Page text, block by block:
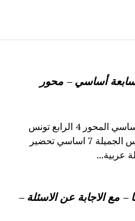
أساسي – محور
شرح قصيدة تونس الجميلة 7 اساسي المحور 4 الرابع تونس
الجميلة شرح نصوص محور تونس الجميلة 7 اساسي تحضير
عربية...
مع الاجابة عن الاسئلة –